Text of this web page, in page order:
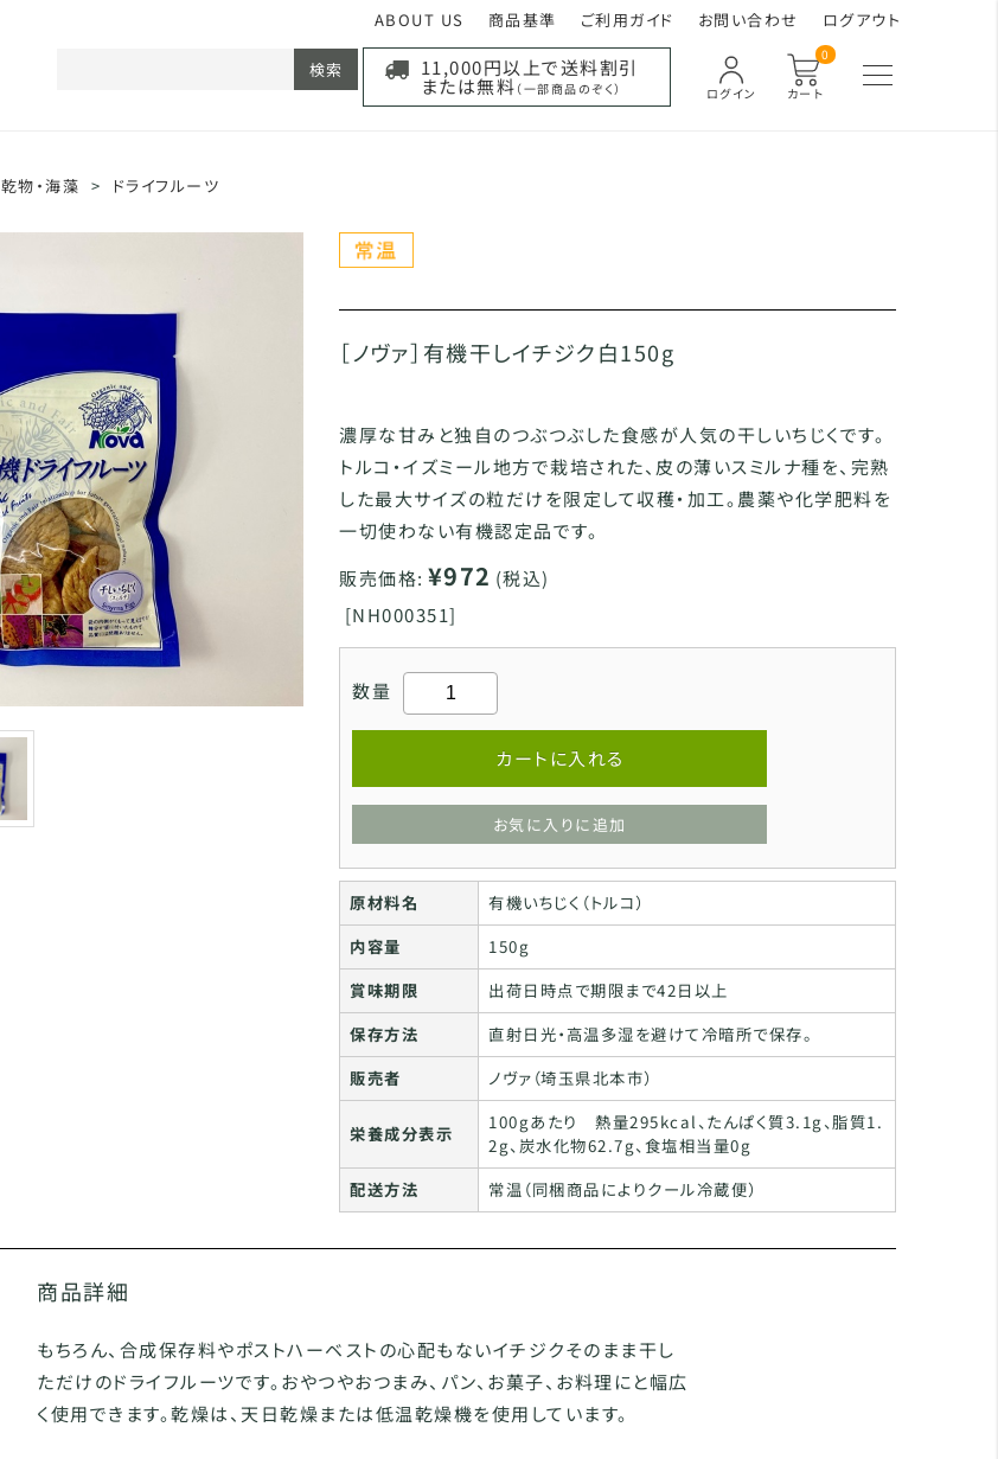
ABOUT US 商品基準 ご利用ガイド お問い合わせ ログアウト
カート
0
ログイン
11,000円以上で送料割引
または無料 （一部商品のぞく）
検索
乾物・海藻 > ドライフルーツ
［ノヴァ］有機干しイチジク白150g
濃厚な甘みと独自のつぶつぶした食感が人気の干しいちじくです。
トルコ・イズミール地方で栽培された、皮の薄いスミルナ種を、完熟
した最大サイズの粒だけを限定して収穫・加工。農薬や化学肥料を
一切使わない有機認定品です。
販売価格: ¥972 (税込)
[NH000351]
数量
カートに入れる
お気に入りに追加
原材料名
有機いちじく（トルコ）
内容量
150g
賞味期限
出荷日時点で期限まで42日以上
保存方法
直射日光・高温多湿を避けて冷暗所で保存。
販売者
ノヴァ（埼玉県北本市）
栄養成分表示
100gあたり 熱量295kcal、たんぱく質3.1g、脂質1.
2g、炭水化物62.7g、食塩相当量0g
配送方法
常温（同梱商品によりクール冷蔵便）
商品詳細
もちろん、合成保存料やポストハーベストの心配もないイチジクそのまま干し
ただけのドライフルーツです。おやつやおつまみ、パン、お菓子、お料理にと幅広
く使用できます。乾燥は、天日乾燥または低温乾燥機を使用しています。